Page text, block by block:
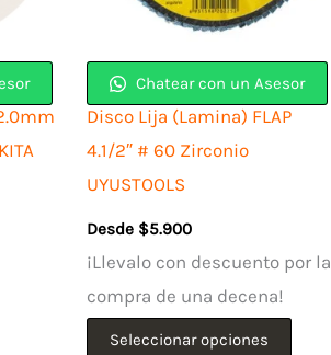
Chatear con un Asesor
Disco Lija (Lamina) FLAP
4.1/2″ # 60 Zirconio
UYUSTOOLS
Desde $5.900
¡Llevalo con descuento por la
compra de una decena!
Seleccionar opciones